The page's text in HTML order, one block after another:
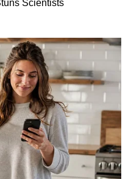
अमरावती एयरपोर्ट पर दिखा 10 फीट
लंबा अजगर, डिपार्चर एरिया में मचा
हड़कंप-रेस्क्यू का Video वायरल